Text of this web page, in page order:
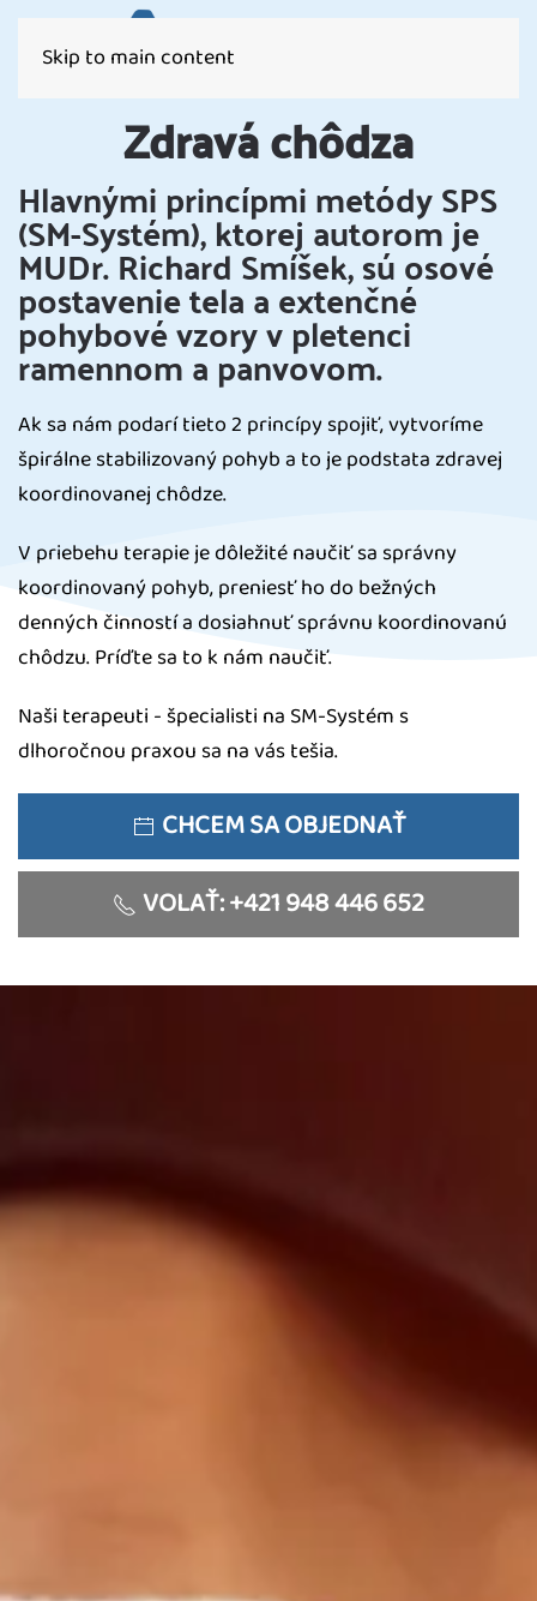
Skip to main content
Zdravá chôdza
Hlavnými princípmi metódy SPS
(SM-Systém), ktorej autorom je
MUDr. Richard Smíšek, sú osové
postavenie tela a extenčné
pohybové vzory v pletenci
ramennom a panvovom.
Ak sa nám podarí tieto 2 princípy spojiť, vytvoríme
špirálne stabilizovaný pohyb a to je podstata zdravej
koordinovanej chôdze.
V priebehu terapie je dôležité naučiť sa správny
koordinovaný pohyb, preniesť ho do bežných
denných činností a dosiahnuť správnu koordinovanú
chôdzu. Príďte sa to k nám naučiť.
Naši terapeuti - špecialisti na SM-Systém s
dlhoročnou praxou sa na vás tešia.
CHCEM SA OBJEDNAŤ
VOLAŤ: +421 948 446 652